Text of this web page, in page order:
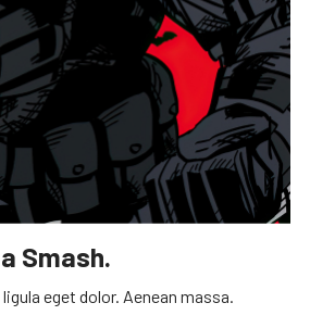
Smash.
eget dolor. Aenean massa.